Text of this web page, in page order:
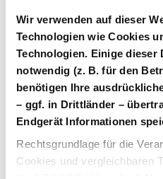
Wir verwenden auf dieser
Technologien wie Cookies
Technologien. Einige dieser
notwendig (z. B. für den
benötigen Ihre
– ggf. in Drittländer –
Endgerät Informationen
Rechtsgrundlage für die
Cookies und vergleichbaren
Goserelin (Zoladex)
Grazax
Guselkumab 100mg
I
Imiglucerase
Indacaterol I
Indacaterol I
(Enerzair)